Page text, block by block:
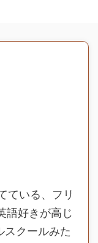
ている、フリ
語好きが高じ
スクールみた